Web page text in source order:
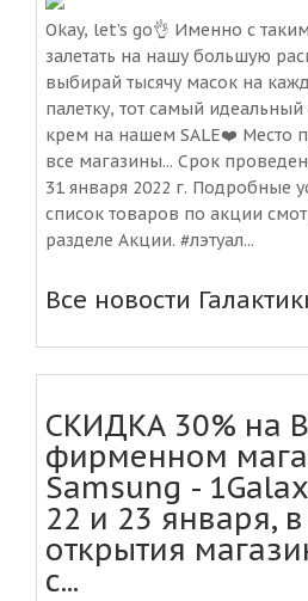
Okay, let’s go👌 Именно с
залетать на нашу большую
выбирай тысячу масок на
палетку, тот самый
крем на нашем SALE❤️ Место
все магазины... Срок
31 января 2022 г. Подробные
список товаров по акции
разделе Акции. #лэтуал...
Все новости
СКИДКА 30% на
фирменном
Samsung -
22 и 23 января, в
открытия
с...